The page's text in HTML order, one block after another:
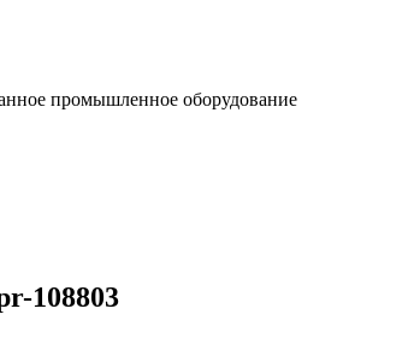
промышленное оборудование
108803